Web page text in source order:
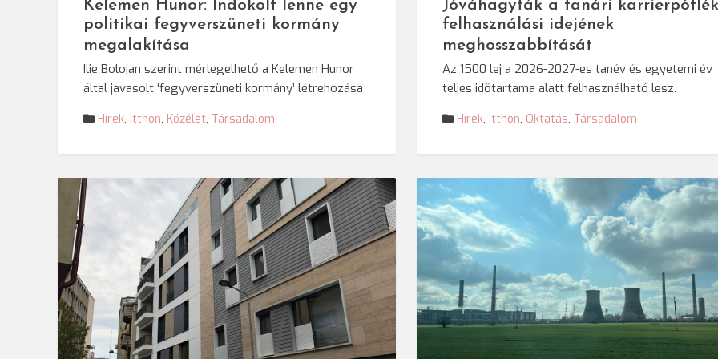
Kelemen Hunor: Indokolt lenne egy
politikai fegyverszüneti kormány
megalakítása
Ilie Bolojan szerint mérlegelhető a Kelemen Hunor
által javasolt ‘fegyverszüneti kormány’ létrehozása
Hírek, Itthon, Közélet, Társadalom
Jóváhagyták a tanári
felhasználási idejének
meghosszabbítását
Az 1500 lej a 2026-2027-es tanév és egyetemi év
teljes időtartama alatt felhasználható lesz.
Hírek, Itthon, Oktatás, Társadalom